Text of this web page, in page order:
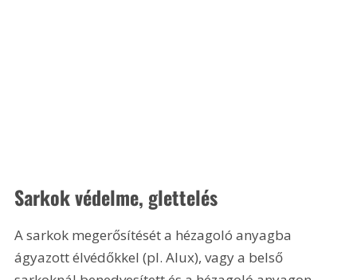
Sarkok védelme, glettelés
A sarkok megerősítését a hézagoló anyagba
ágyazott élvédőkkel (pl. Alux), vagy a belső